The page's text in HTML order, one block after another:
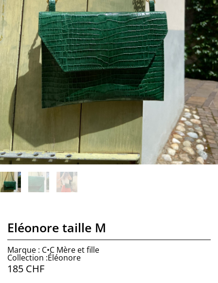
Eléonore taille M
Marque : C•C Mère et fille
Collection :Éléonore
185 CHF